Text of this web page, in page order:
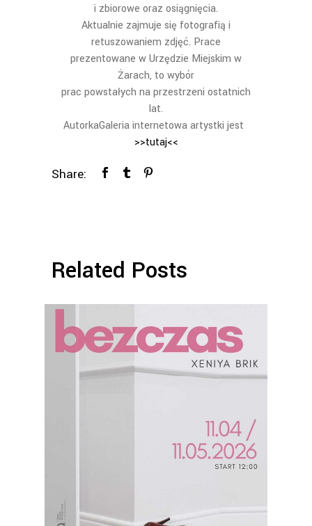
i zbiorowe oraz osiągnięcia.
Aktualnie zajmuje się fotografią i
retuszowaniem zdjęć. Prace
prezentowane w Urzędzie Miejskim w
Żarach, to wybór
prac powstałych na przestrzeni ostatnich
lat.
AutorkaGaleria internetowa artystki jest
>>tutaj<<
Share:
Related Posts